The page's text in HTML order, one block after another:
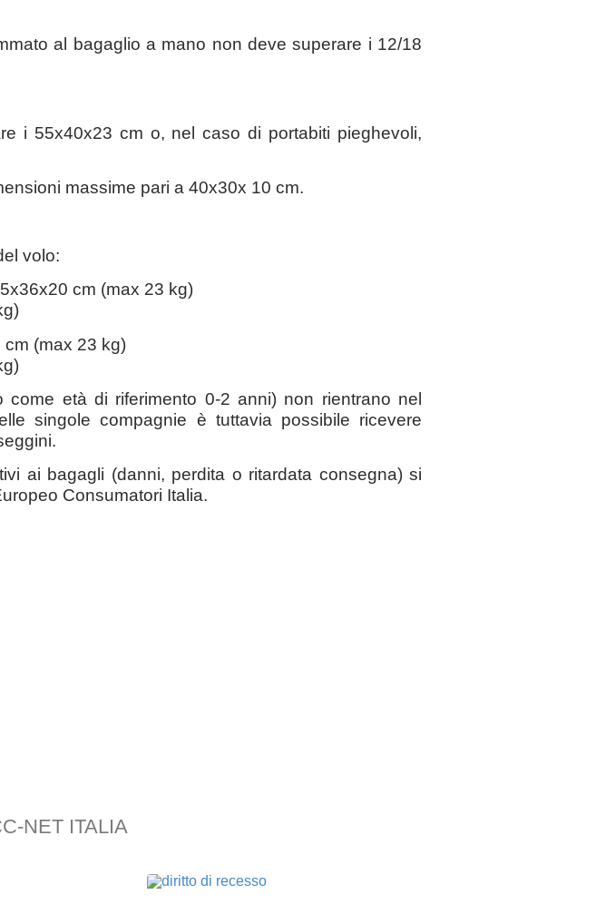
al bagaglio a mano non deve superare i 12/18
i 55x40x23 cm o, nel caso di portabiti pieghevoli,
massime pari a 40x30x 10 cm.
volo:
cm (max 23 kg)
(max 23 kg)
età di riferimento 0-2 anni) non rientrano nel
singole compagnie è tuttavia possibile ricevere
ai bagagli (danni, perdita o ritardata consegna) si
Consumatori Italia.
NET ITALIA